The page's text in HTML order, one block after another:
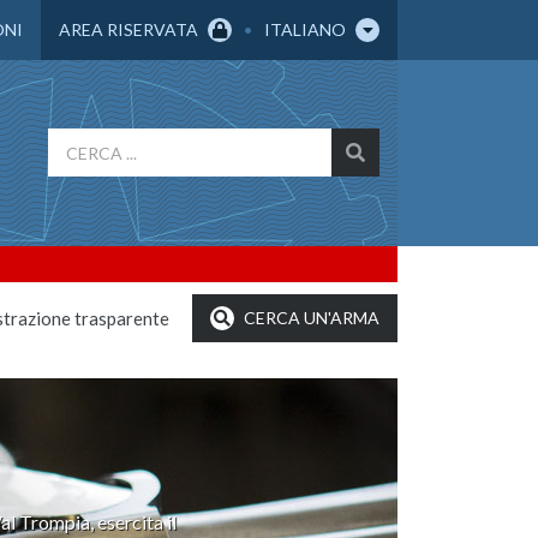
AREA RISERVATA ITALIANO
trasparente CERCA UN'ARMA
Trompia, esercita il
delle armi ad aria